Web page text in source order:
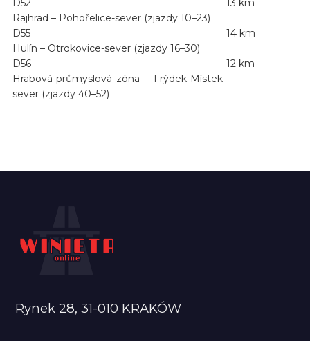
D52
Rajhrad – Pohořelice-sever (zjazdy 10–23)
13 km
D55
Hulín – Otrokovice-sever (zjazdy 16–30)
14 km
D56
Hrabová-průmyslová zóna – Frýdek-Místek-
sever (zjazdy 40–52)
12 km
Rynek 28, 31-010 KRAKÓW